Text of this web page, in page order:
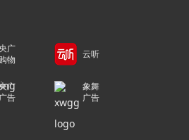
广
购物
云听
广
广告
象舞
广告